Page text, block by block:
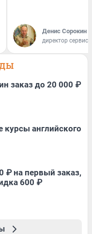
Денис Сорокин
директор
заказ до 20 000 ₽
курсы английского
₽ на первый заказ,
600 ₽